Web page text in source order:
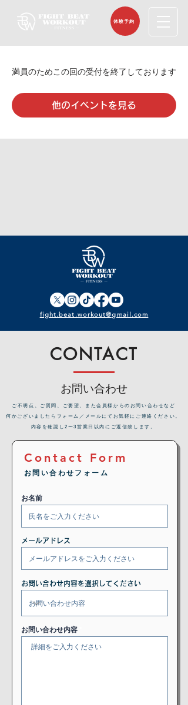
体験予約
満員のためこの回の受付を終了しております
他のイベントを見る
fight.beat.workout@gmail.com
CONTACT
お問い合わせ
​ご不明点、ご質問、ご要望、また会員様からのお問い合わせなど
何かございましたらフォーム／メールにてお気軽にご連絡ください。
内容を確認し2〜3営業日以内にご返信致します。
Contact Form
お問い合わせフォーム
お名前
メールアドレス
お問い合わせ内容を選択してください
お問い合わせ内容